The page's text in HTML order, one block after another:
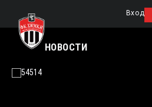
Вход
НОВОСТИ